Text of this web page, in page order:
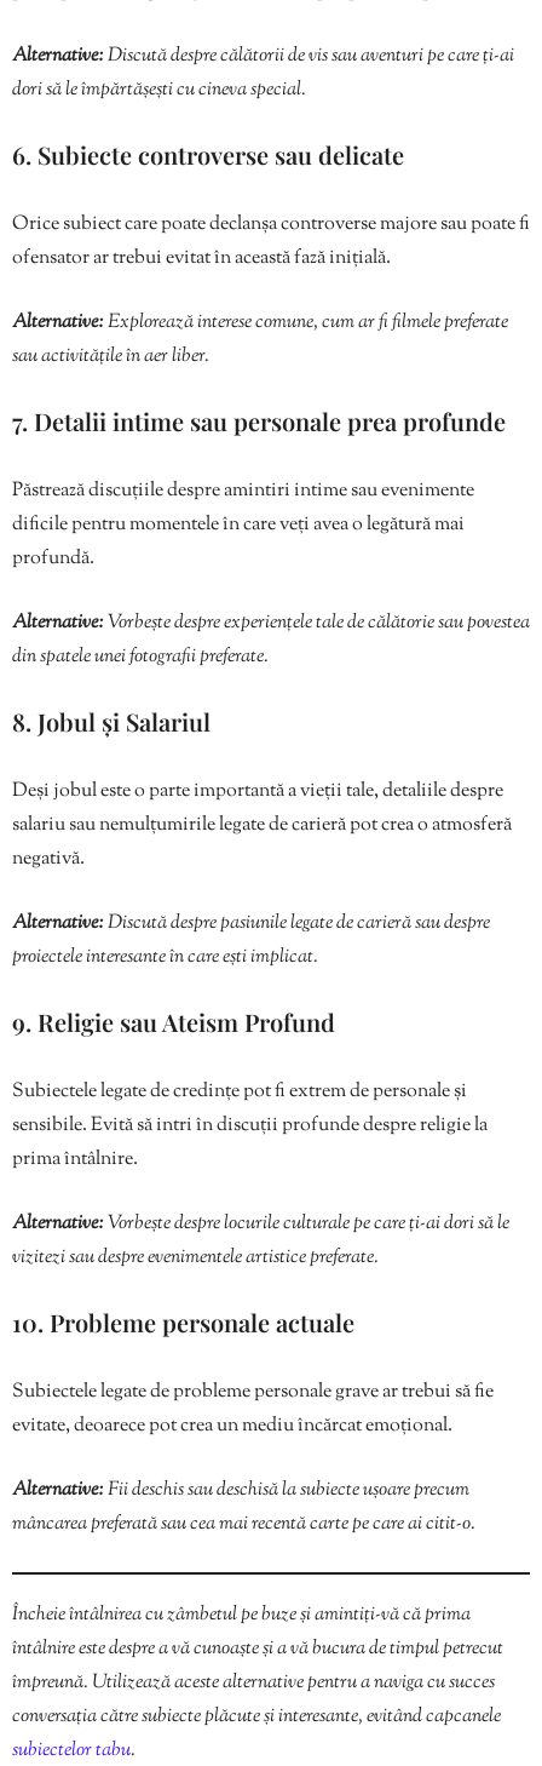
Alternative:Discută despre călătorii de vis sau aventuri pe care ți-ai
dori să le împărtășești cu cineva special.
6. Subiecte controverse sau delicate
Orice subiect care poate declanșa controverse majore sau poate fi
ofensator ar trebui evitat în această fază inițială.
Alternative:Explorează interese comune, cum ar fi filmele preferate
sau activitățile în aer liber.
7. Detalii intime sau personale prea profunde
Păstrează discuțiile despre amintiri intime sau evenimente
dificile pentru momentele în care veți avea o legătură mai
profundă.
Alternative:Vorbește despre experiențele tale de călătorie sau povestea
din spatele unei fotografii preferate.
8. Jobul și Salariul
Deși jobul este o parte importantă a vieții tale, detaliile despre
salariu sau nemulțumirile legate de carieră pot crea o atmosferă
negativă.
Alternative:Discută despre pasiunile legate de carieră sau despre
proiectele interesante în care ești implicat.
9. Religie sau Ateism Profund
Subiectele legate de credințe pot fi extrem de personale și
sensibile. Evită să intri în discuții profunde despre religie la
prima întâlnire.
Alternative:Vorbește despre locurile culturale pe care ți-ai dori să le
vizitezi sau despre evenimentele artistice preferate.
10. Probleme personale actuale
Subiectele legate de probleme personale grave ar trebui să fie
evitate, deoarece pot crea un mediu încărcat emoțional.
Alternative:Fii deschis sau deschisă la subiecte ușoare precum
mâncarea preferată sau cea mai recentă carte pe care ai citit-o.
Încheie întâlnirea cu zâmbetul pe buze și amintiți-vă că prima
întâlnire este despre a vă cunoaște și a vă bucura de timpul petrecut
împreună. Utilizează aceste alternative pentru a naviga cu succes
conversația către subiecte plăcute și interesante, evitând capcanele
subiectelor tabu.